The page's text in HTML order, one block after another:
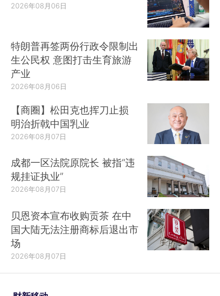
2026年08月06日
特朗普再签两份行政令限制出
生公民权 意图打击生育旅游
产业
2026年08月06日
【商圈】松田克也挥刀止损
明治折戟中国乳业
2026年08月07日
成都一区法院原院长 被指“违
规挂证执业”
2026年08月07日
贝恩资本宣布收购贡茶 在中
国大陆无法注册商标后退出市
场
2026年08月07日